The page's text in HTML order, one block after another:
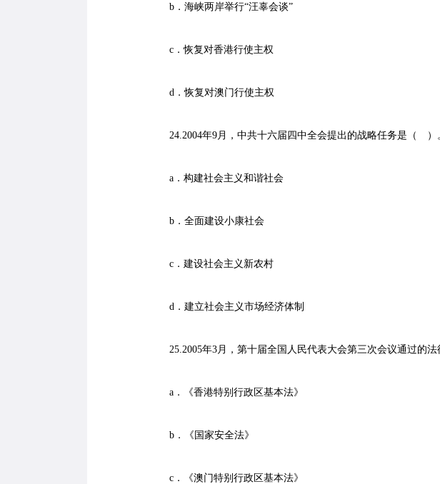
b．海峡两岸举行“汪辜会谈”
c．恢复对香港行使主权
d．恢复对澳门行使主权
24.2004年9月，中共十六届四中全会提出的战略任务是（ ）
a．构建社会主义和谐社会
b．全面建设小康社会
c．建设社会主义新农村
d．建立社会主义市场经济体制
25.2005年3月，第十届全国人民代表大会第三次会议通过的法
a．《香港特别行政区基本法》
b．《国家安全法》
c．《澳门特别行政区基本法》